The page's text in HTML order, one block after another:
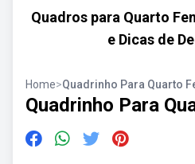
Quadros para Quarto
e Dicas de
Home>Quadrinho Para Quarto
Quadrinho Para